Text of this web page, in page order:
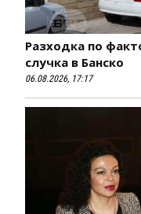
Разходка по
случка в Банско
06.08.2026, 17:17